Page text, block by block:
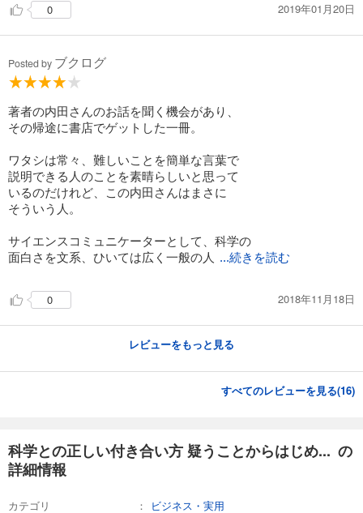
0 2019年01月20日
Posted by ブクログ
著者の内田さんのお話を聞く機会があり、
その帰途に書店でゲットした一冊。
ワタシは常々、難しいことを簡単な言葉で
説明できる人のことを素晴らしいと思って
いるのだけれど、この内田さんはまさに
そういう人。
サイエンスコミュニケーターとして、科学の
面白さを文系、ひいては広く一般の人
...続きを読む
0 2018年11月18日
レビューをもっと見る
すべてのレビューを見る(16)
科学との正しい付き合い方 疑うことからはじめ... の
詳細情報
カテゴリ ビジネス・実用